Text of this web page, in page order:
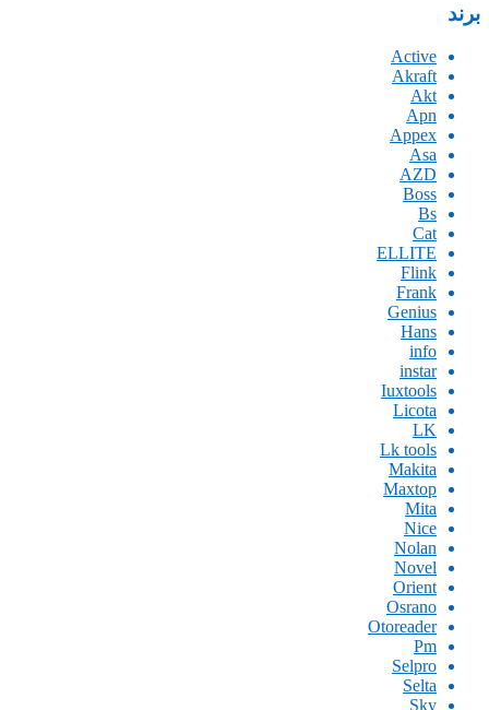
برند
Active
Akraft
Akt
Apn
Appex
Asa
AZD
Boss
Bs
Cat
ELLITE
Flink
Frank
Genius
Hans
info
instar
Iuxtools
Licota
LK
Lk tools
Makita
Maxtop
Mita
Nice
Nolan
Novel
Orient
Osrano
Otoreader
Pm
Selpro
Selta
Sky